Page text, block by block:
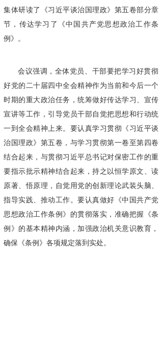
集体研读了《习近平谈治国理政》第五卷部分章
节，传达学习了《中国共产党思想政治工作条
例》。
会议强调，全体党员、干部要把学习好贯彻
好党的二十届四中全会精神作为当前和今后一个
时期的重大政治任务，统筹做好传达学习、宣传
宣讲等工作，引导党员干部自觉把思想和行动统
一到全会精神上来。要认真学习贯彻《习近平谈
治国理政》第五卷，与学习贯彻第一卷至第四卷
结合起来，与贯彻习近平总书记对保密工作的重
要指示批示精神结合起来，持之以恒学原文、读
原著、悟原理，自觉用党的创新理论武装头脑、
指导实践、推动工作。要认真做好《中国共产党
思想政治工作条例》的贯彻落实，准确把握《条
例》的基本精神内涵，加强政治机关意识教育，
确保《条例》各项规定落到实处。